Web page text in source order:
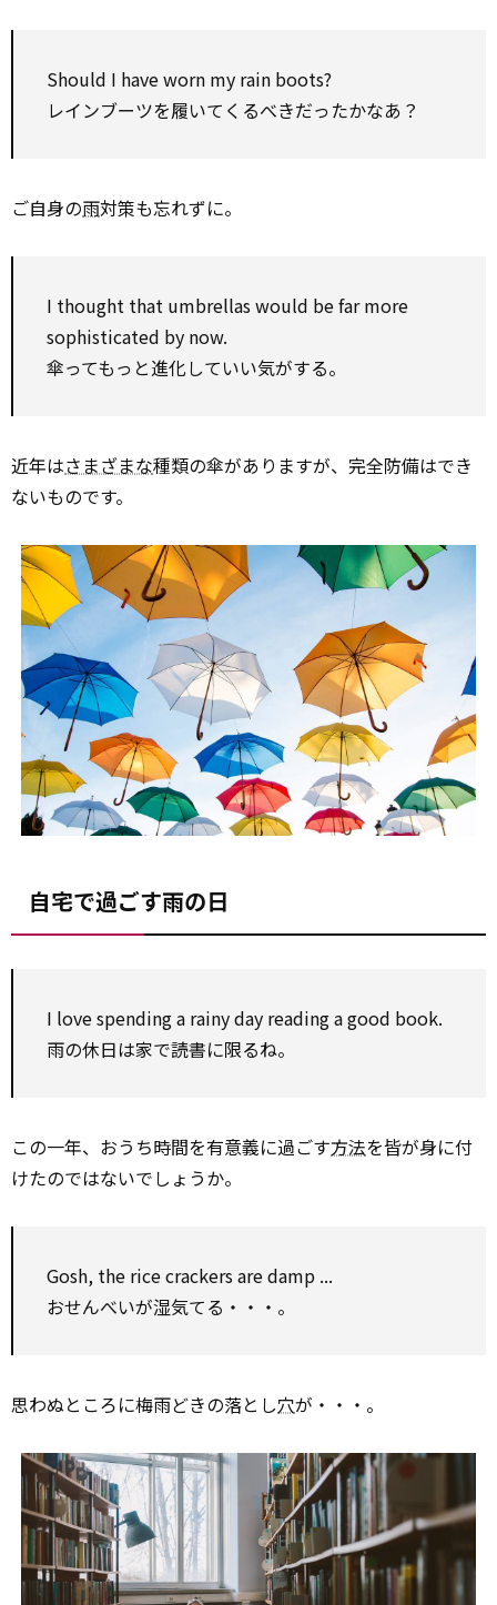
Should I have worn my rain boots?
レインブーツを履いてくるべきだったかなあ？
ご自身の雨対策も忘れずに。
I thought that umbrellas would be far more
sophisticated by now.
傘ってもっと進化していい気がする。
近年はさまざまな種類の傘がありますが、完全防備はでき
ないものです。
自宅で過ごす雨の日
I love spending a rainy day reading a good book.
雨の休日は家で読書に限るね。
この一年、おうち時間を有意義に過ごす方法を皆が身に付
けたのではないでしょうか。
Gosh, the rice crackers are damp ...
おせんべいが湿気てる・・・。
思わぬところに梅雨どきの落とし穴が・・・。